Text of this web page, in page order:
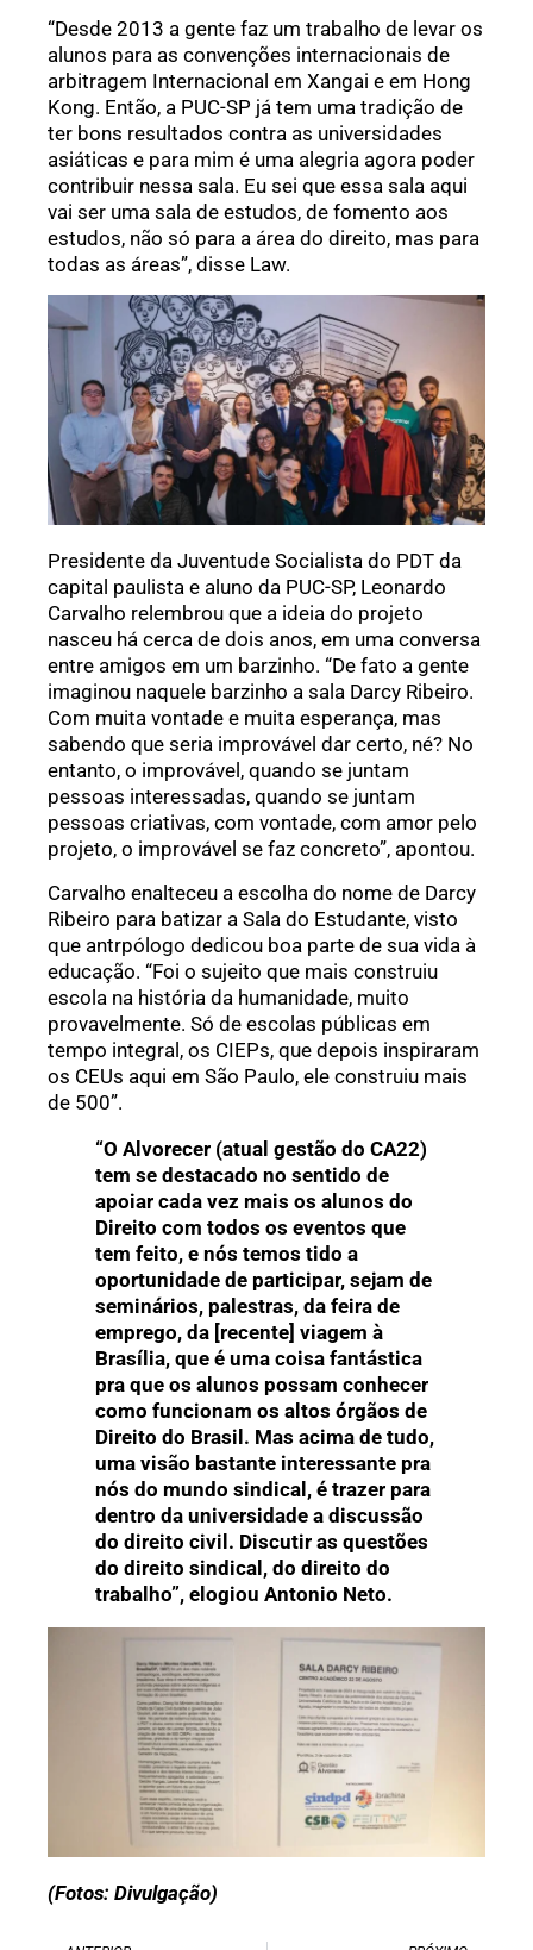
“Desde 2013 a gente faz um trabalho de levar os
alunos para as convenções internacionais de
arbitragem Internacional em Xangai e em Hong
Kong. Então, a PUC-SP já tem uma tradição de
ter bons resultados contra as universidades
asiáticas e para mim é uma alegria agora poder
contribuir nessa sala. Eu sei que essa sala aqui
vai ser uma sala de estudos, de fomento aos
estudos, não só para a área do direito, mas para
todas as áreas”, disse Law.
Presidente da Juventude Socialista do PDT da
capital paulista e aluno da PUC-SP, Leonardo
Carvalho relembrou que a ideia do projeto
nasceu há cerca de dois anos, em uma conversa
entre amigos em um barzinho. “De fato a gente
imaginou naquele barzinho a sala Darcy Ribeiro.
Com muita vontade e muita esperança, mas
sabendo que seria improvável dar certo, né? No
entanto, o improvável, quando se juntam
pessoas interessadas, quando se juntam
pessoas criativas, com vontade, com amor pelo
projeto, o improvável se faz concreto”, apontou.
Carvalho enalteceu a escolha do nome de Darcy
Ribeiro para batizar a Sala do Estudante, visto
que antrpólogo dedicou boa parte de sua vida à
educação. “Foi o sujeito que mais construiu
escola na história da humanidade, muito
provavelmente. Só de escolas públicas em
tempo integral, os CIEPs, que depois inspiraram
os CEUs aqui em São Paulo, ele construiu mais
de 500”.
“O Alvorecer (atual gestão do CA22)
tem se destacado no sentido de
apoiar cada vez mais os alunos do
Direito com todos os eventos que
tem feito, e nós temos tido a
oportunidade de participar, sejam de
seminários, palestras, da feira de
emprego, da [recente] viagem à
Brasília, que é uma coisa fantástica
pra que os alunos possam conhecer
como funcionam os altos órgãos de
Direito do Brasil. Mas acima de tudo,
uma visão bastante interessante pra
nós do mundo sindical, é trazer para
dentro da universidade a discussão
do direito civil. Discutir as questões
do direito sindical, do direito do
trabalho”, elogiou Antonio Neto.
(Fotos: Divulgação)